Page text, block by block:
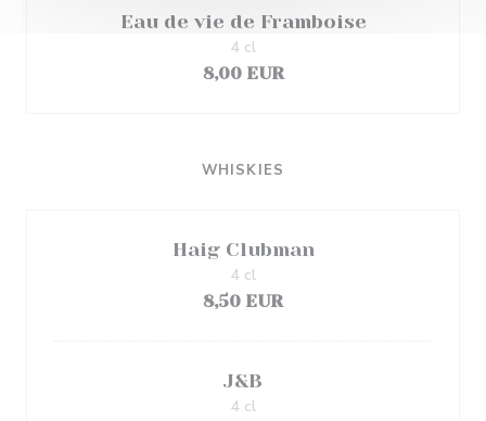
Eau de vie de Framboise
8,00 EUR
4 cl
WHISKIES
Haig Clubman
8,50 EUR
4 cl
J&B
4 cl